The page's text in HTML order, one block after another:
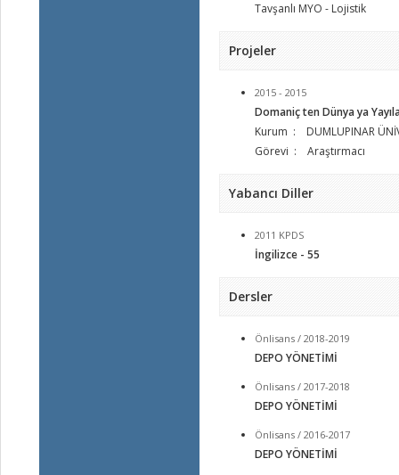
Tavşanlı MYO - Lojistik
Projeler
2015 - 2015
Domaniç ten Dünya ya
Kurum : DUMLUPINAR
Görevi : Araştırmacı
Yabancı Diller
2011 KPDS
İngilizce - 55
Dersler
Önlisans / 2018-2019
DEPO YÖNETİMİ
Önlisans / 2017-2018
DEPO YÖNETİMİ
Önlisans / 2016-2017
DEPO YÖNETİMİ